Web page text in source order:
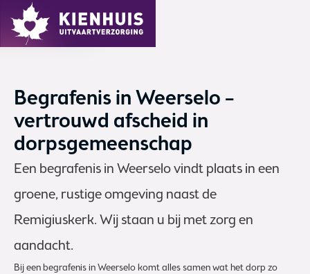
MENU
Begrafenis in Weerselo –
vertrouwd afscheid in
dorpsgemeenschap
Een begrafenis in Weerselo vindt plaats in een
groene, rustige omgeving naast de
Remigiuskerk. Wij staan u bij met zorg en
aandacht.
Bij een begrafenis in Weerselo komt alles samen wat het dorp zo